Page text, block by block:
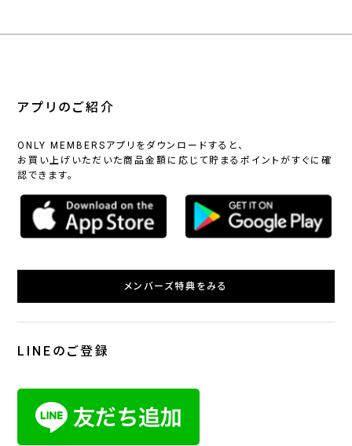
アプリのご紹介
ONLY MEMBERSアプリをダウンロードすると、
お買い上げいただいた商品金額に応じて貯まるポイントがすぐに確
認できます。
メンバーズ特典をみる
LINEのご登録